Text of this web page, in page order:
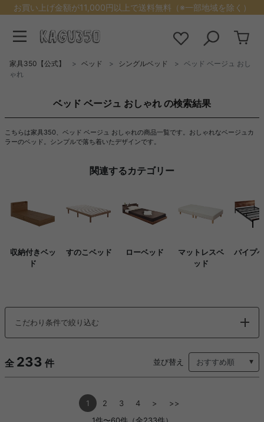
お買い上げ金額が11,000円以上で送料無料（※一部地域を除く）
家具350【公式】 ベッド シングルベッド
ベッド ベージュ おし
ゃれ
ベッド ベージュ おしゃれ の検索結果
こちらは家具350、ベッド ベージュ おしゃれの商品一覧です。おしゃれなベージュカ
ラーのベッド。シンプルで落ち着いたデザインです。
関連するカテゴリー
収納付きベッ
ド
すのこベッド ローベッド
マットレスベ
ッド
パイプ
こだわり条件で絞り込む
全 233 件 並び替え
1 2 3 4 >
>>